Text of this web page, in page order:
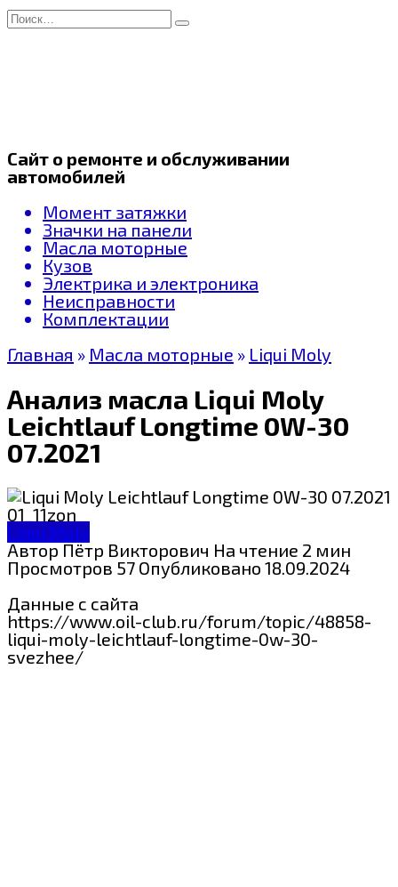
Перейти
к
Search
for:
Сайт о ремонте и обслуживании
автомобилей
Момент затяжки
Значки на панели
Масла моторные
Кузов
Электрика и электроника
Неисправности
Комплектации
Главная » Масла моторные » Liqui Moly
Анализ масла Liqui Moly
Leichtlauf Longtime 0W-30
07.2021
Liqui Moly
АвторПётр Викторович На чтение 2 мин
Просмотров 57 Опубликовано 18.09.2024
Данные с сайта
https://www.oil-club.ru/forum/topic/48858-
liqui-moly-leichtlauf-longtime-0w-30-
svezhee/